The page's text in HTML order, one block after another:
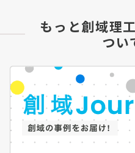
もっと創域理
つい